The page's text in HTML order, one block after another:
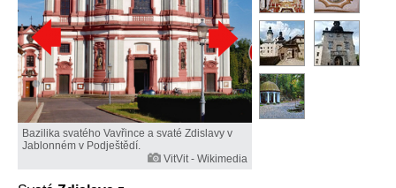
Bazilika svatého Vavřince a svaté Zdislavy v
Jablonném v Podještědí.
VitVit - Wikimedia